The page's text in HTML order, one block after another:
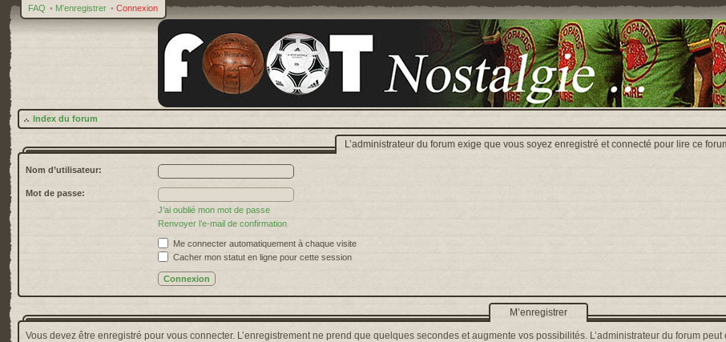
FAQ • M’enregistrer • Connexion
Index du forum
L’administrateur du forum exige que vous soyez enregistré et connecté pour lire ce
Nom d’utilisateur:
Mot de passe:
J’ai oublié mon mot de passe
Renvoyer l’e-mail de confirmation
Me connecter automatiquement à chaque visite
Cacher mon statut en ligne pour cette session
M’enregistrer
Vous devez être enregistré pour vous connecter. L’enregistrement ne prend que quelques secondes et augmente vos possibilités. L’administrateur du forum